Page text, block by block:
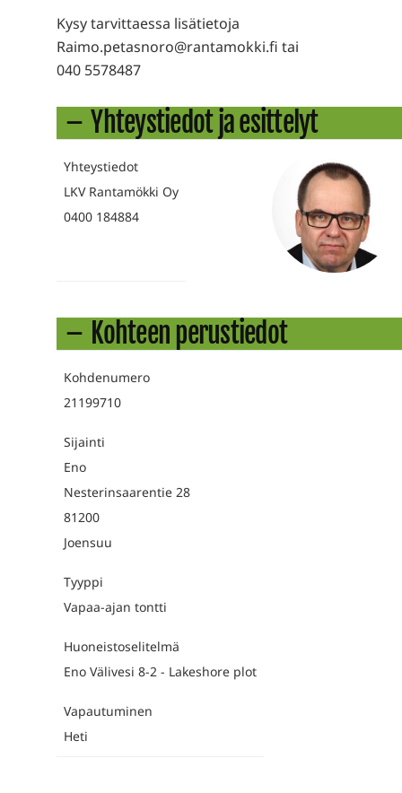
Kysy tarvittaessa lisätietoja
Raimo.petasnoro@rantamokki.fi tai
040 5578487
Yhteystiedot ja esittelyt
Yhteystiedot
LKV Rantamökki Oy
0400 184884
Kohteen perustiedot
Kohdenumero
21199710
Sijainti
Eno
Nesterinsaarentie 28
81200
Joensuu
Tyyppi
Vapaa-ajan tontti
Huoneistoselitelmä
Eno Välivesi 8-2 - Lakeshore plot
Vapautuminen
Heti